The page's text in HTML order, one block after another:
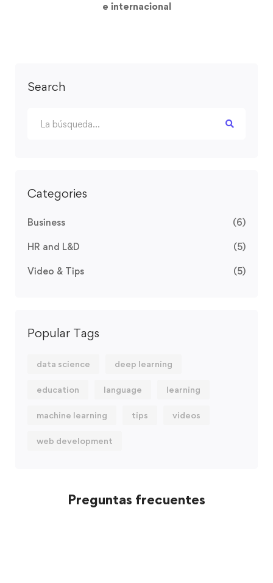
e internacional
Search
Categories
Business (6)
HR and L&D (5)
Video & Tips (5)
Popular Tags
data science deep learning
education language learning
machine learning tips videos
web development
Preguntas frecuentes